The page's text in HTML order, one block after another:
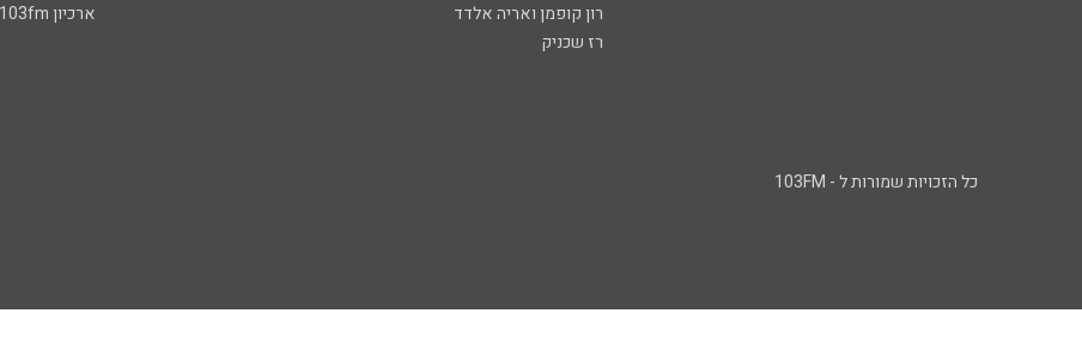
רון קופמן ואריה אלדד
ארכיון 103fm
רז שכניק
כל הזכויות שמורות ל - 103FM